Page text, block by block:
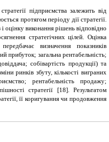
підприємства залежить від
протягом періоду дії стратегії.
оцінку виконання рішень відповідно
стратегічних цілей. Оцінка
визначення показників
прибуток; загальна рентабельність;
собівартість продукції) та
ринків збуту, кількості виграних
рентабельність продажу;
стратегії [18]. Результатом
її коригування чи продовження